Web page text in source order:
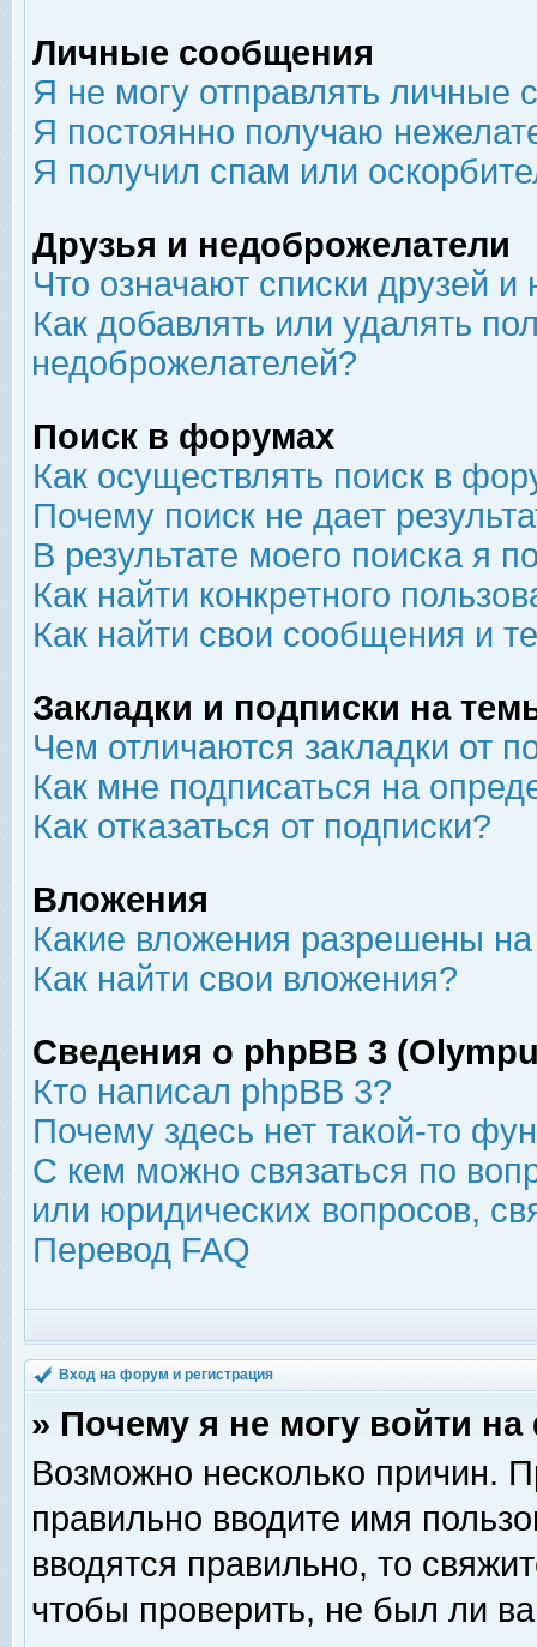
Личные сообщения
Я не могу отправлять личные
Я постоянно получаю
Я получил спам или
Друзья и недоброжелатели
Что означают списки друзей
Как добавлять или удалять
недоброжелателей?
Поиск в форумах
Как осуществлять поиск в
Почему поиск не дает
В результате моего поиска я
Как найти конкретного
Как найти свои сообщения и
Закладки и подписки на
Чем отличаются закладки от
Как мне подписаться на
Как отказаться от подписки?
Вложения
Какие вложения разрешены
Как найти свои вложения?
Сведения о phpBB 3
Кто написал phpBB 3?
Почему здесь нет такой-то
С кем можно связаться по
или юридических вопросов,
Перевод FAQ
Вход на форум и регистрация
» Почему я не могу войти
Возможно несколько причин.
правильно вводите имя
вводятся правильно, то
чтобы проверить, не был ли